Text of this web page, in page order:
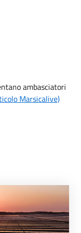
ambasciatori
Marsicalive)